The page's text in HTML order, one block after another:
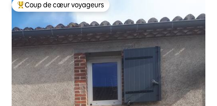
Coup de cœur voyageurs parmi les plus aimés
Coup de cœur voyageurs